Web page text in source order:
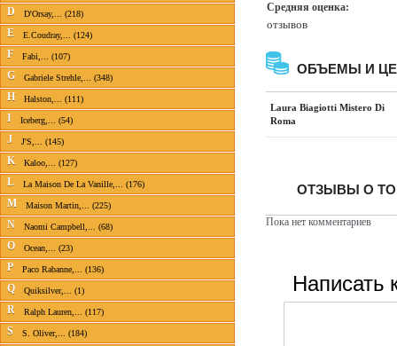
D D'Orsay,... (218)
E E.Coudray,... (124)
F Fabi,... (107)
G Gabriele Strehle,... (348)
H Halston,... (111)
I Iceberg,... (54)
J J'S,... (145)
K Kaloo,... (127)
L La Maison De La Vanille,... (176)
M Maison Martin,... (225)
N Naomi Campbell,... (68)
O Ocean,... (23)
P Paco Rabanne,... (136)
Q Quiksilver,... (1)
R Ralph Lauren,... (117)
S S. Oliver,... (184)
Средняя оценка:
отзывов
ОБЪЕМЫ И
Laura Biagiotti Mistero Di
Roma
ОТЗЫВЫ О
Пока нет комментариев
Написать